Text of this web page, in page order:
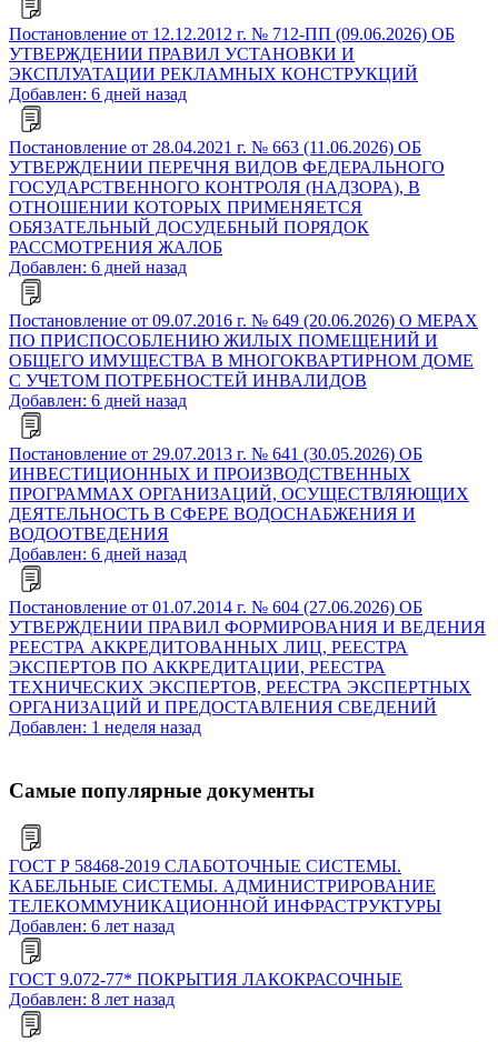
Постановление от 12.12.2012 г. № 712-ПП (09.06.2026) ОБ
УТВЕРЖДЕНИИ ПРАВИЛ УСТАНОВКИ И
ЭКСПЛУАТАЦИИ РЕКЛАМНЫХ КОНСТРУКЦИЙ
Добавлен: 6 дней назад
Постановление от 28.04.2021 г. № 663 (11.06.2026) ОБ
УТВЕРЖДЕНИИ ПЕРЕЧНЯ ВИДОВ ФЕДЕРАЛЬНОГО
ГОСУДАРСТВЕННОГО КОНТРОЛЯ (НАДЗОРА), В
ОТНОШЕНИИ КОТОРЫХ ПРИМЕНЯЕТСЯ
ОБЯЗАТЕЛЬНЫЙ ДОСУДЕБНЫЙ ПОРЯДОК
РАССМОТРЕНИЯ ЖАЛОБ
Добавлен: 6 дней назад
Постановление от 09.07.2016 г. № 649 (20.06.2026) О МЕРАХ
ПО ПРИСПОСОБЛЕНИЮ ЖИЛЫХ ПОМЕЩЕНИЙ И
ОБЩЕГО ИМУЩЕСТВА В МНОГОКВАРТИРНОМ ДОМЕ
С УЧЕТОМ ПОТРЕБНОСТЕЙ ИНВАЛИДОВ
Добавлен: 6 дней назад
Постановление от 29.07.2013 г. № 641 (30.05.2026) ОБ
ИНВЕСТИЦИОННЫХ И ПРОИЗВОДСТВЕННЫХ
ПРОГРАММАХ ОРГАНИЗАЦИЙ, ОСУЩЕСТВЛЯЮЩИХ
ДЕЯТЕЛЬНОСТЬ В СФЕРЕ ВОДОСНАБЖЕНИЯ И
ВОДООТВЕДЕНИЯ
Добавлен: 6 дней назад
Постановление от 01.07.2014 г. № 604 (27.06.2026) ОБ
УТВЕРЖДЕНИИ ПРАВИЛ ФОРМИРОВАНИЯ И ВЕДЕНИЯ
РЕЕСТРА АККРЕДИТОВАННЫХ ЛИЦ, РЕЕСТРА
ЭКСПЕРТОВ ПО АККРЕДИТАЦИИ, РЕЕСТРА
ТЕХНИЧЕСКИХ ЭКСПЕРТОВ, РЕЕСТРА ЭКСПЕРТНЫХ
ОРГАНИЗАЦИЙ И ПРЕДОСТАВЛЕНИЯ СВЕДЕНИЙ
Добавлен: 1 неделя назад
Самые популярные документы
ГОСТ Р 58468-2019 СЛАБОТОЧНЫЕ СИСТЕМЫ.
КАБЕЛЬНЫЕ СИСТЕМЫ. АДМИНИСТРИРОВАНИЕ
ТЕЛЕКОММУНИКАЦИОННОЙ ИНФРАСТРУКТУРЫ
Добавлен: 6 лет назад
ГОСТ 9.072-77* ПОКРЫТИЯ ЛАКОКРАСОЧНЫЕ
Добавлен: 8 лет назад